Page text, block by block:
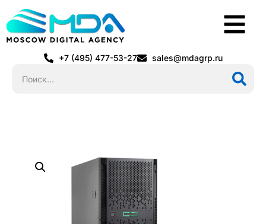
+7 (495) 477-53-27 sales@mdagrp.ru